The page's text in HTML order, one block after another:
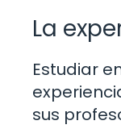
La
Estudiar
sus